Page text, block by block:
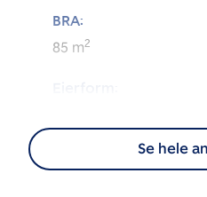
BRA:
85 m2
Energimerking:Se hele